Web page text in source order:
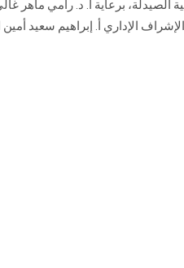
الصيدلة، برعاية أ. د. رامي ماهر
الإداري أ. إبراهيم سعيد